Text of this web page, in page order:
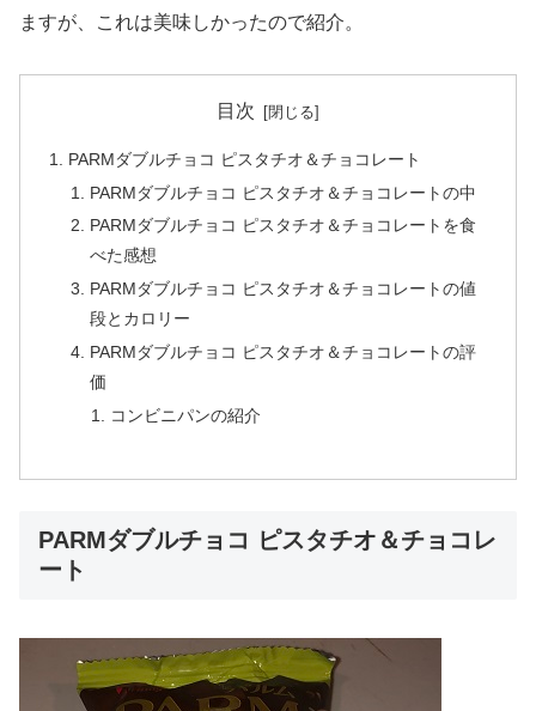
ますが、これは美味しかったので紹介。
目次
PARMダブルチョコ ピスタチオ＆チョコレート
PARMダブルチョコ ピスタチオ＆チョコレートの中
PARMダブルチョコ ピスタチオ＆チョコレートを食
べた感想
PARMダブルチョコ ピスタチオ＆チョコレートの値
段とカロリー
PARMダブルチョコ ピスタチオ＆チョコレートの評
価
コンビニパンの紹介
PARMダブルチョコ ピスタチオ＆チョコレ
ート